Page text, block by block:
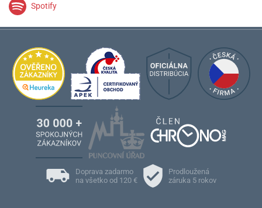
Spotify
Doprava zadarmo
na všetko od 120 €
Prodloužená
záruka 5 rokov